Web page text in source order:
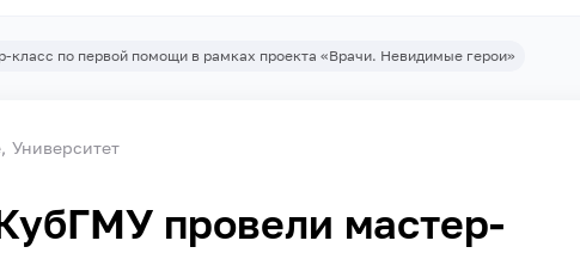
по первой помощи в рамках проекта «Врачи. Невидимые герои»
Университет
провели мастер-